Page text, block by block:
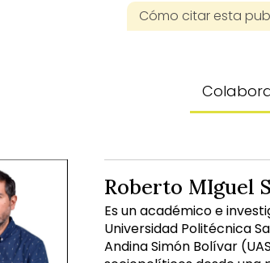
Cómo citar esta
Roberto MIguel
Es un académico e
Universidad Politécnica
Andina Simón Bolívar